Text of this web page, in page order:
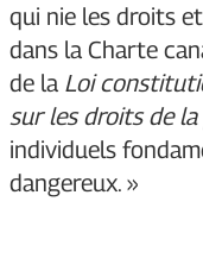
qui nie les droits
dans la Charte
de la Loi
sur les droits de
individuels
dangereux. »